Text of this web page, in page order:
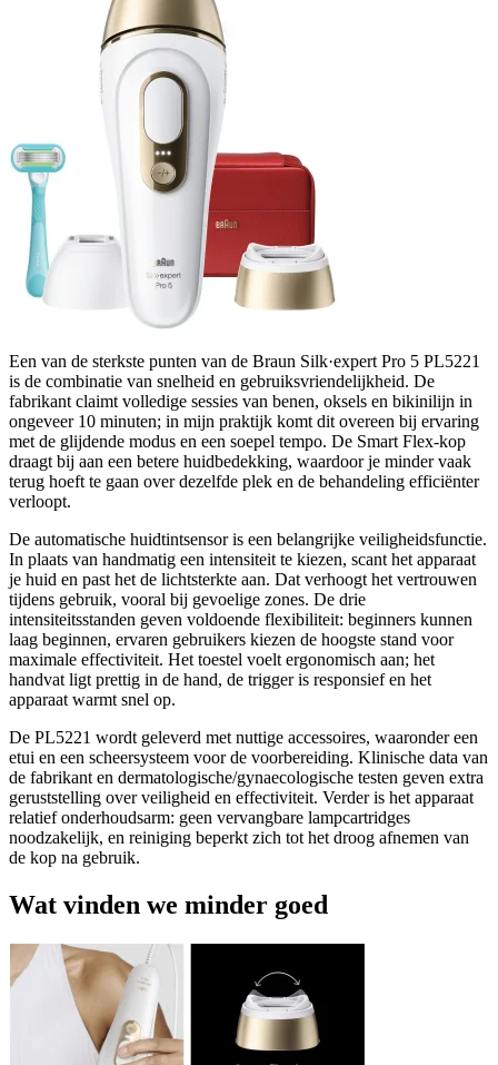
Een van de sterkste punten van de Braun Silk·expert Pro 5 PL5221
is de combinatie van snelheid en gebruiksvriendelijkheid. De
fabrikant claimt volledige sessies van benen, oksels en bikinilijn in
ongeveer 10 minuten; in mijn praktijk komt dit overeen bij ervaring
met de glijdende modus en een soepel tempo. De Smart Flex-kop
draagt bij aan een betere huidbedekking, waardoor je minder vaak
terug hoeft te gaan over dezelfde plek en de behandeling efficiënter
verloopt.
De automatische huidtintsensor is een belangrijke veiligheidsfunctie.
In plaats van handmatig een intensiteit te kiezen, scant het apparaat
je huid en past het de lichtsterkte aan. Dat verhoogt het vertrouwen
tijdens gebruik, vooral bij gevoelige zones. De drie
intensiteitsstanden geven voldoende flexibiliteit: beginners kunnen
laag beginnen, ervaren gebruikers kiezen de hoogste stand voor
maximale effectiviteit. Het toestel voelt ergonomisch aan; het
handvat ligt prettig in de hand, de trigger is responsief en het
apparaat warmt snel op.
De PL5221 wordt geleverd met nuttige accessoires, waaronder een
etui en een scheersysteem voor de voorbereiding. Klinische data van
de fabrikant en dermatologische/gynaecologische testen geven extra
geruststelling over veiligheid en effectiviteit. Verder is het apparaat
relatief onderhoudsarm: geen vervangbare lampcartridges
noodzakelijk, en reiniging beperkt zich tot het droog afnemen van
de kop na gebruik.
Wat vinden we minder goed